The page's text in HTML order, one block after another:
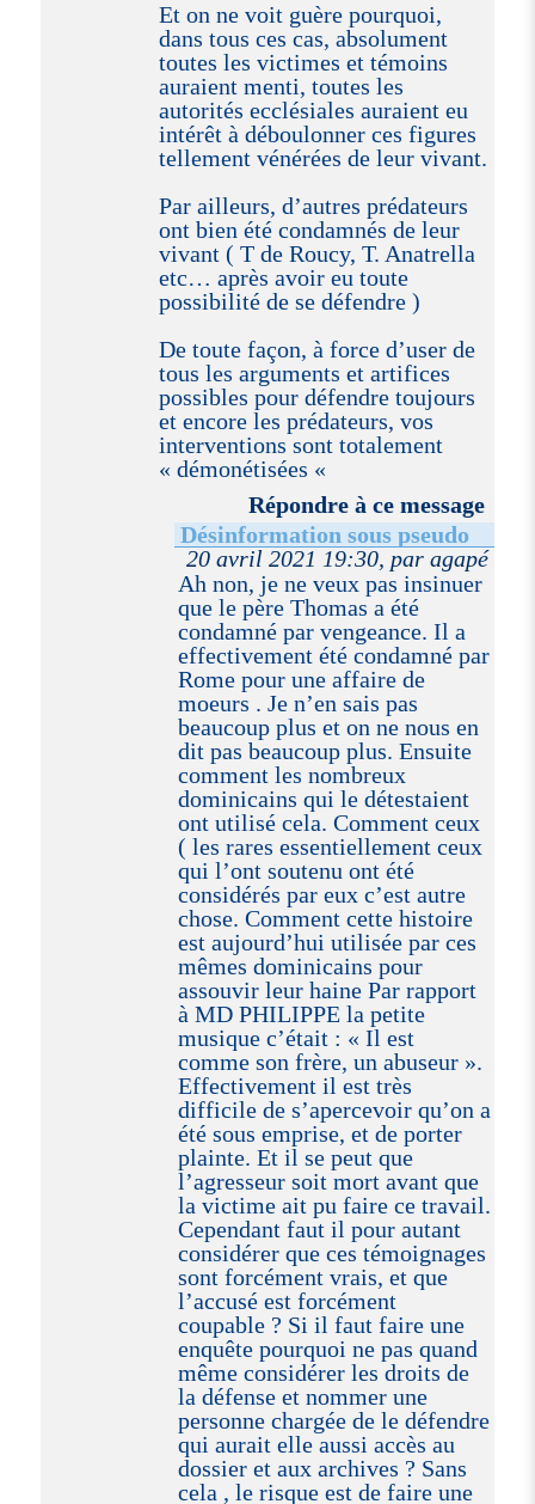
Et on ne voit guère pourquoi,
dans tous ces cas, absolument
toutes les victimes et témoins
auraient menti, toutes les
autorités ecclésiales auraient eu
intérêt à déboulonner ces figures
tellement vénérées de leur vivant.
Par ailleurs, d’autres prédateurs
ont bien été condamnés de leur
vivant ( T de Roucy, T. Anatrella
etc… après avoir eu toute
possibilité de se défendre )
De toute façon, à force d’user de
tous les arguments et artifices
possibles pour défendre toujours
et encore les prédateurs, vos
interventions sont totalement
« démonétisées «
Répondre à ce message
Désinformation sous pseudo
20 avril 2021 19:30, par agapé
Ah non, je ne veux pas insinuer
que le père Thomas a été
condamné par vengeance. Il a
effectivement été condamné par
Rome pour une affaire de
moeurs . Je n’en sais pas
beaucoup plus et on ne nous en
dit pas beaucoup plus. Ensuite
comment les nombreux
dominicains qui le détestaient
ont utilisé cela. Comment ceux
( les rares essentiellement ceux
qui l’ont soutenu ont été
considérés par eux c’est autre
chose. Comment cette histoire
est aujourd’hui utilisée par ces
mêmes dominicains pour
assouvir leur haine Par rapport
à MD PHILIPPE la petite
musique c’était : « Il est
comme son frère, un abuseur ».
Effectivement il est très
difficile de s’apercevoir qu’on a
été sous emprise, et de porter
plainte. Et il se peut que
l’agresseur soit mort avant que
la victime ait pu faire ce travail.
Cependant faut il pour autant
considérer que ces témoignages
sont forcément vrais, et que
l’accusé est forcément
coupable ? Si il faut faire une
enquête pourquoi ne pas quand
même considérer les droits de
la défense et nommer une
personne chargée de le défendre
qui aurait elle aussi accès au
dossier et aux archives ? Sans
cela , le risque est de faire une